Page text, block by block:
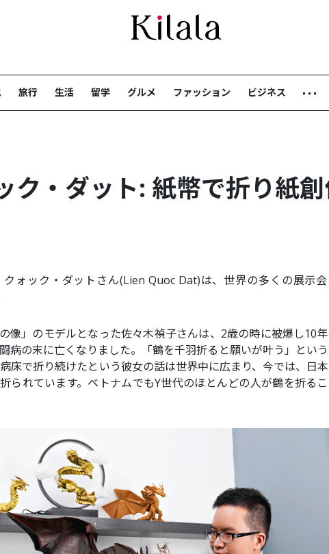
旅行 生活 留学 グルメ ファッション ビジネス
ク・ダット: 紙幣で折り紙
ォック・ダットさん(Lien Quoc Dat)は、世界の多くの展示
像」のモデルとなった佐々木禎子さんは、2歳の時に被爆し10
病の末に亡くなりました。「鶴を千羽折ると願いが叶う」とい
床で折り続けたという彼女の話は世界中に広まり、今では、日
られています。ベトナムでもY世代のほとんどの人が鶴を折る